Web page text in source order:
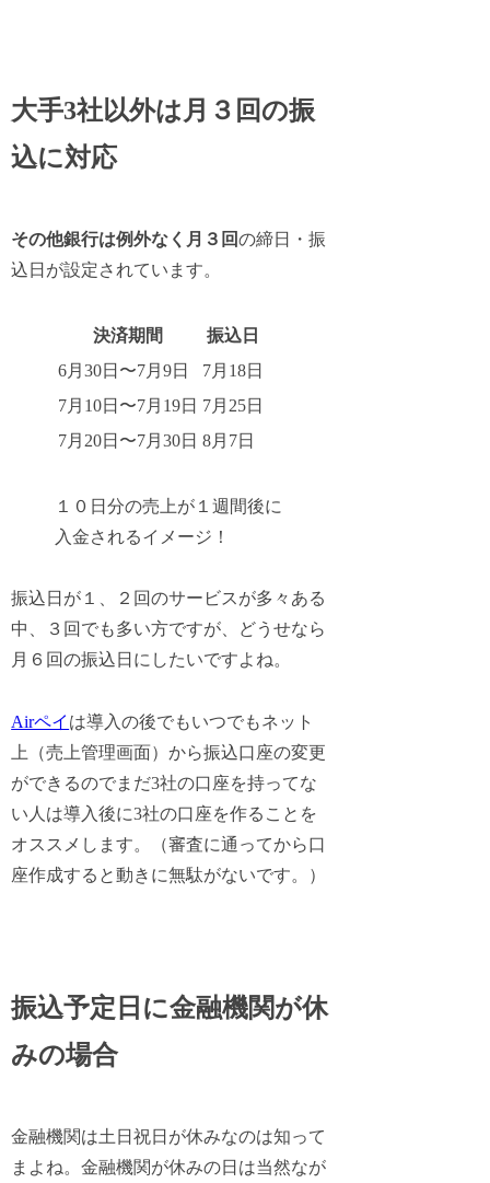
大手3社以外は月３回の振
込に対応
その他銀行は例外なく月３回の締日・振
込日が設定されています。
決済期間
振込日
6月30日〜7月9日
7月18日
7月10日〜7月19日 7月25日
7月20日〜7月30日 8月7日
１０日分の売上が１週間後に
入金されるイメージ！
振込日が１、２回のサービスが多々ある
中、３回でも多い方ですが、どうせなら
月６回の振込日にしたいですよね。
Airペイ は導入の後でもいつでもネット
上（売上管理画面）から振込口座の変更
ができるのでまだ3社の口座を持ってな
い人は導入後に3社の口座を作ることを
オススメします。（審査に通ってから口
座作成すると動きに無駄がないです。）
振込予定日に金融機関が休
みの場合
金融機関は土日祝日が休みなのは知って
まよね。金融機関が休みの日は当然なが